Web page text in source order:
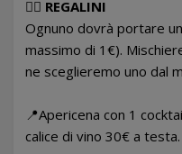
👉🏻 REGALINI
Ognuno dovrà portare
massimo di 1€).
ne sceglieremo uno dal
📍Apericena con 1
calice di vino 30€ a testa.